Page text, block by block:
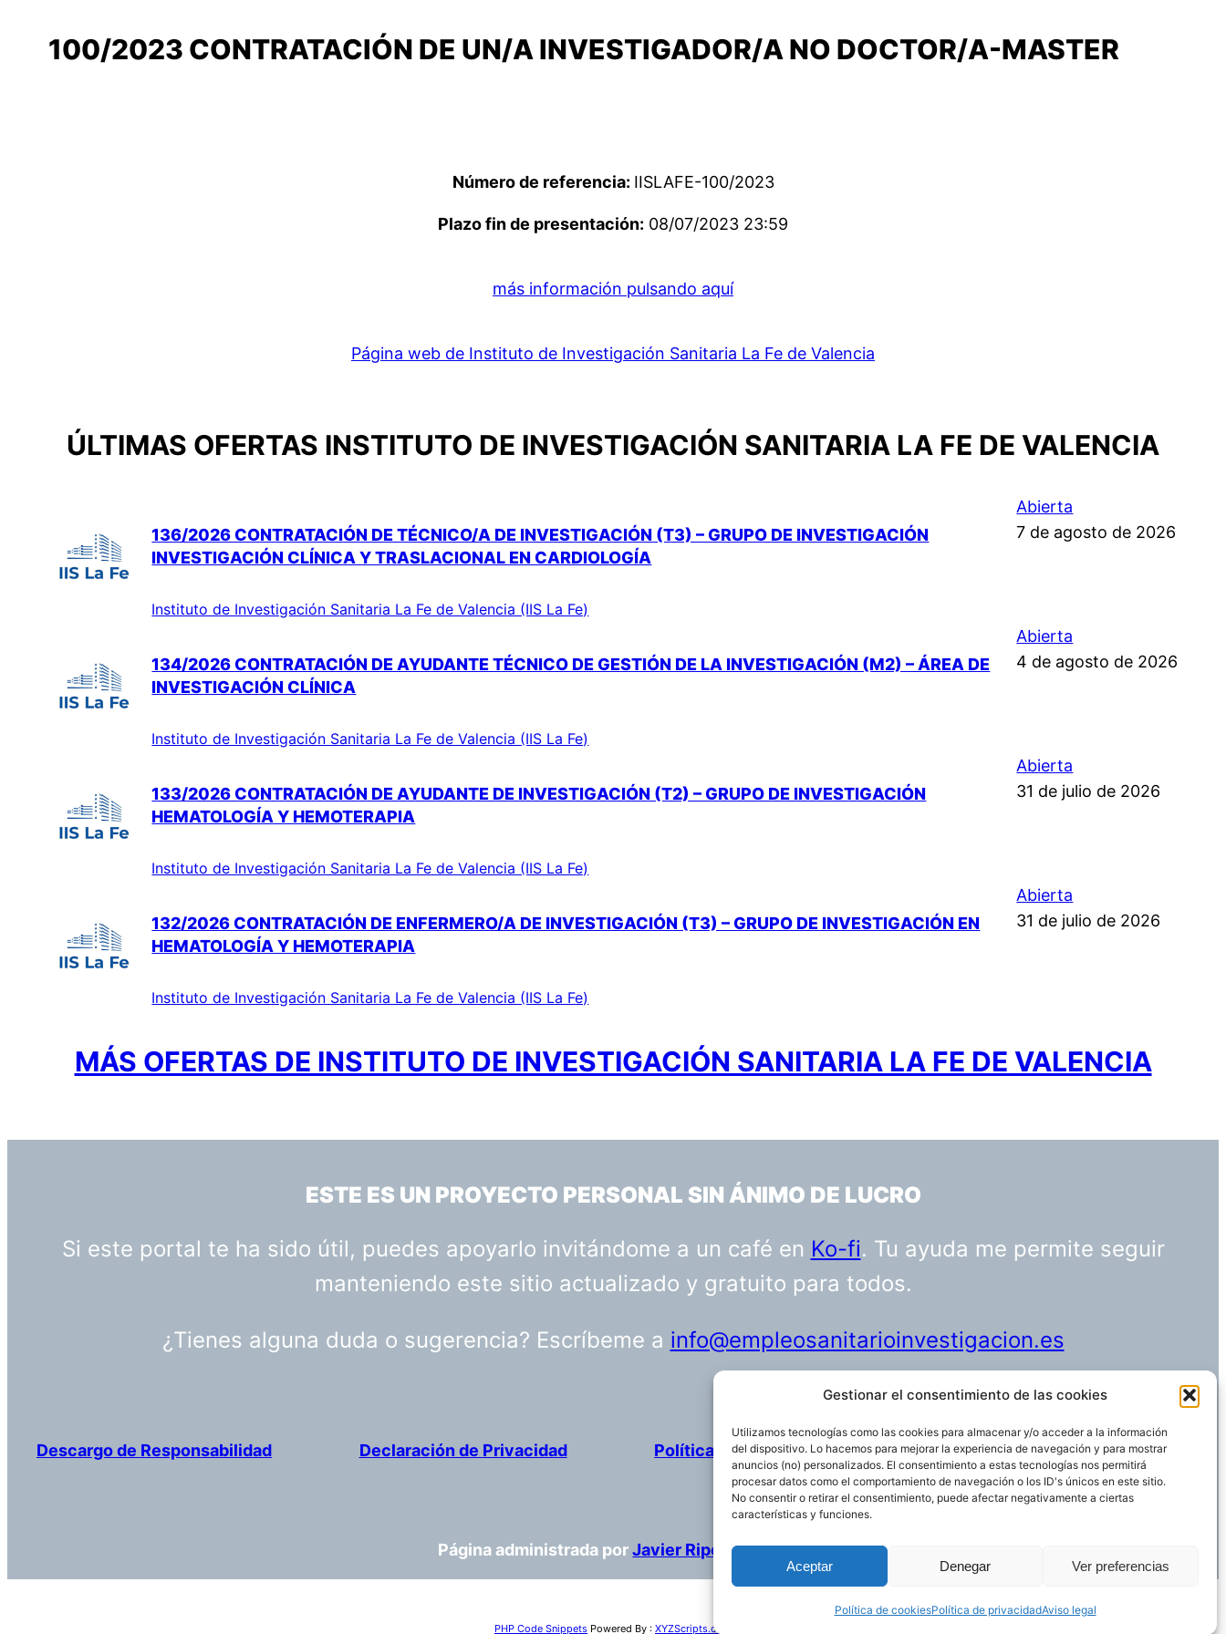
Gestionar el consentimiento de las cookies
Utilizamos tecnologías como las cookies para almacenar y/o acceder a la información
del dispositivo. Lo hacemos para mejorar la experiencia de navegación y para mostrar
anuncios (no) personalizados. El consentimiento a estas tecnologías nos permitirá
procesar datos como el comportamiento de navegación o los ID's únicos en este sitio.
No consentir o retirar el consentimiento, puede afectar negativamente a ciertas
características y funciones.
Aceptar Denegar Ver preferencias
Política de cookiesPolítica de privacidadAviso legal
100/2023 CONTRATACIÓN DE UN/A INVESTIGADOR/A NO DOCTOR/A-MASTER
Número de referencia: IISLAFE-100/2023
Plazo fin de presentación: 08/07/2023 23:59
más información pulsando aquí
Página web de Instituto de Investigación Sanitaria La Fe de Valencia
ÚLTIMAS OFERTAS INSTITUTO DE INVESTIGACIÓN SANITARIA LA FE DE VALENCIA
136/2026 CONTRATACIÓN DE TÉCNICO/A DE INVESTIGACIÓN (T3) – GRUPO DE INVESTIGACIÓN
INVESTIGACIÓN CLÍNICA Y TRASLACIONAL EN CARDIOLOGÍA
Instituto de Investigación Sanitaria La Fe de Valencia (IIS La Fe)
Abierta
7 de agosto de 2026
134/2026 CONTRATACIÓN DE AYUDANTE TÉCNICO DE GESTIÓN DE LA INVESTIGACIÓN (M2) – ÁREA DE
INVESTIGACIÓN CLÍNICA
Instituto de Investigación Sanitaria La Fe de Valencia (IIS La Fe)
Abierta
4 de agosto de 2026
133/2026 CONTRATACIÓN DE AYUDANTE DE INVESTIGACIÓN (T2) – GRUPO DE INVESTIGACIÓN
HEMATOLOGÍA Y HEMOTERAPIA
Instituto de Investigación Sanitaria La Fe de Valencia (IIS La Fe)
Abierta
31 de julio de 2026
132/2026 CONTRATACIÓN DE ENFERMERO/A DE INVESTIGACIÓN (T3) – GRUPO DE INVESTIGACIÓN EN
HEMATOLOGÍA Y HEMOTERAPIA
Instituto de Investigación Sanitaria La Fe de Valencia (IIS La Fe)
Abierta
31 de julio de 2026
MÁS OFERTAS DE INSTITUTO DE INVESTIGACIÓN SANITARIA LA FE DE VALENCIA
ESTE ES UN PROYECTO PERSONAL SIN ÁNIMO DE LUCRO
Si este portal te ha sido útil, puedes apoyarlo invitándome a un café en Ko-fi. Tu ayuda me permite seguir
manteniendo este sitio actualizado y gratuito para todos.
¿Tienes alguna duda o sugerencia? Escríbeme a info@empleosanitarioinvestigacion.es
Descargo de Responsabilidad Declaración de Privacidad Política de cookies Funciona gracias aWordPress
Página administrada porJavier Ripoll
PHP Code Snippets Powered By : XYZScripts.com